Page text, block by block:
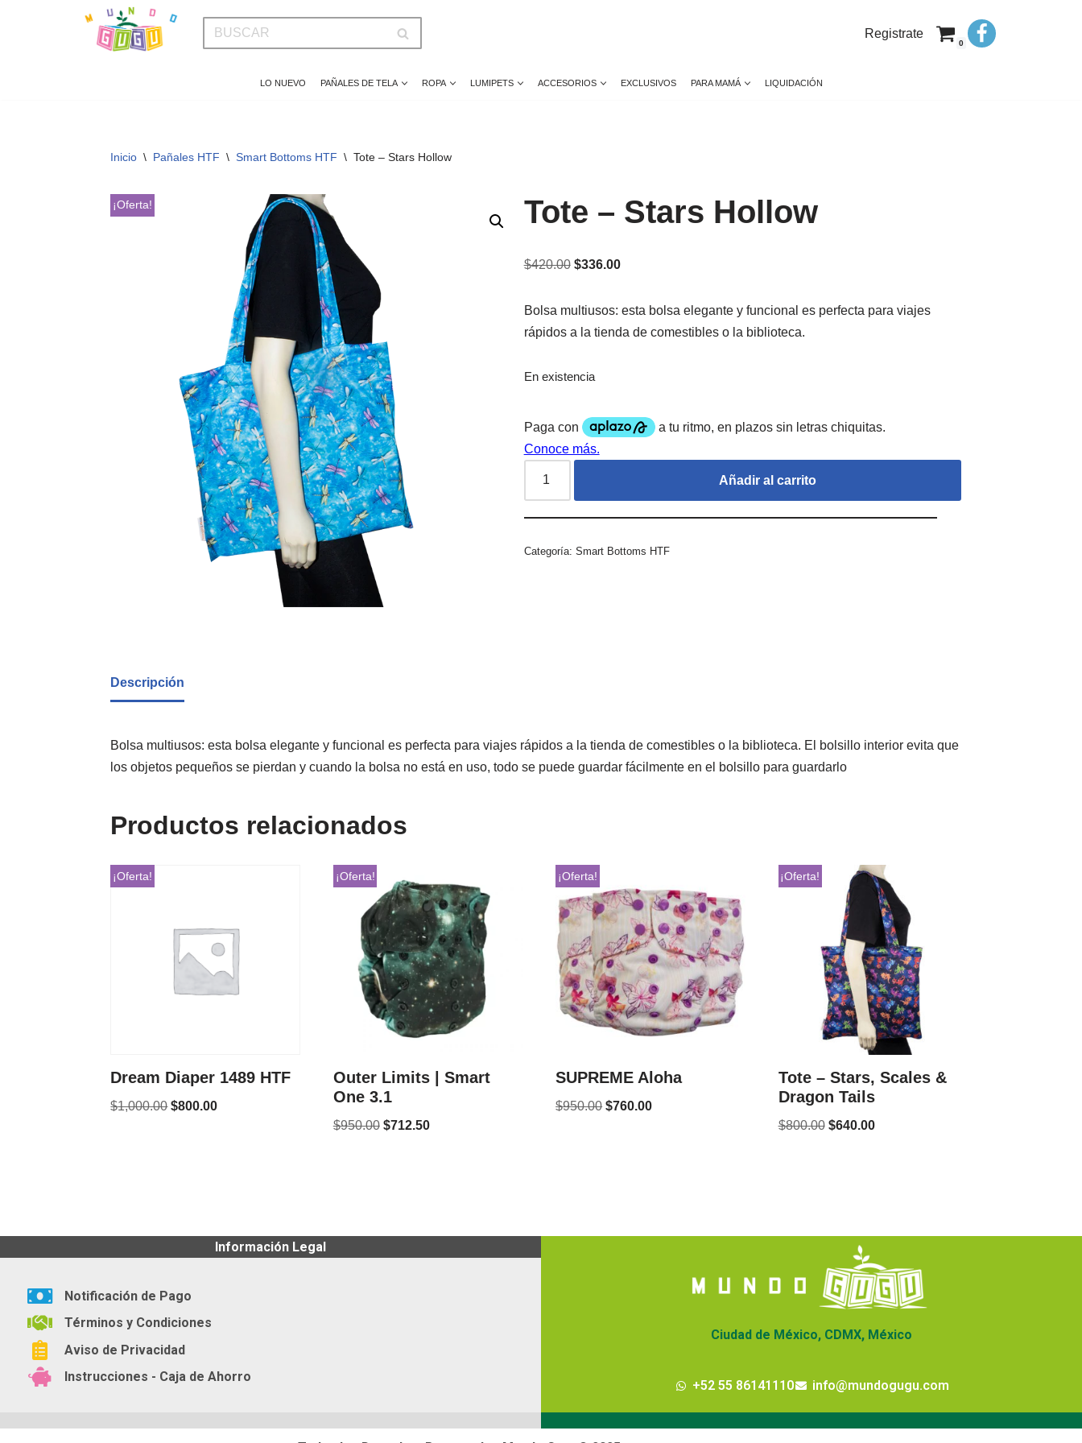
Registrate
0
LO NUEVO PAÑALES DE TELA ROPA LUMIPETS ACCESORIOS EXCLUSIVOS PARA MAMÁ LIQUIDACIÓN
Inicio \ Pañales HTF \ Smart Bottoms HTF \ Tote – Stars Hollow
¡Oferta! Tote – Stars Hollow
$420.00 $336.00
Bolsa multiusos: esta bolsa elegante y funcional es perfecta para viajes
rápidos a la tienda de comestibles o la biblioteca.
En existencia
Añadir al carrito
Categoría: Smart Bottoms HTF
Descripción
Bolsa multiusos: esta bolsa elegante y funcional es perfecta para viajes rápidos a la tienda de comestibles o la biblioteca. El bolsillo interior evita que
los objetos pequeños se pierdan y cuando la bolsa no está en uso, todo se puede guardar fácilmente en el bolsillo para guardarlo
Productos relacionados
¡Oferta!
Dream Diaper 1489 HTF
$1,000.00 $800.00
¡Oferta!
Outer Limits | Smart
One 3.1
$950.00 $712.50
¡Oferta!
SUPREME Aloha
$950.00 $760.00
¡Oferta!
Tote – Stars, Scales &
Dragon Tails
$800.00 $640.00
Información Legal
Notificación de Pago
Términos y Condiciones
Aviso de Privacidad
Instrucciones - Caja de Ahorro
Ciudad de México, CDMX, México
+52 55 86141110 info@mundogugu.com